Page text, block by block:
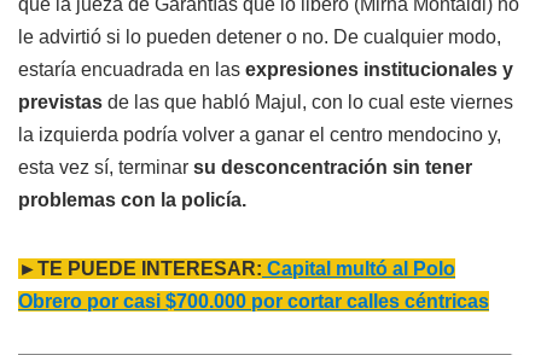
que la jueza de Garantías que lo liberó (Mirna Montaldi) no
le advirtió si lo pueden detener o no. De cualquier modo,
estaría encuadrada en las expresiones institucionales y
previstas de las que habló Majul, con lo cual este viernes
la izquierda podría volver a ganar el centro mendocino y,
esta vez sí, terminar su desconcentración sin tener
problemas con la policía.
►TE PUEDE INTERESAR: Capital multó al Polo
Obrero por casi $700.000 por cortar calles céntricas